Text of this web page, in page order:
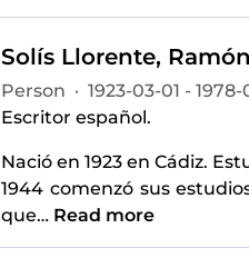
Solís Llorente,
Person · 1923-03-01 - 1978-
Escritor español.
Nació en 1923 en Cádiz.
1944 comenzó sus
que… Read more